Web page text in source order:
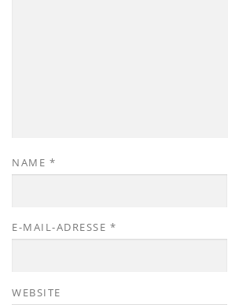
NAME *
E-MAIL-ADRESSE *
WEBSITE